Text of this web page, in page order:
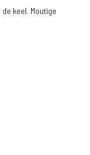
keel. Moutige